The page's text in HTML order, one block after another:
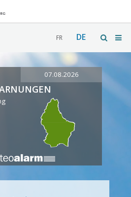
FR DE
07.08.2026